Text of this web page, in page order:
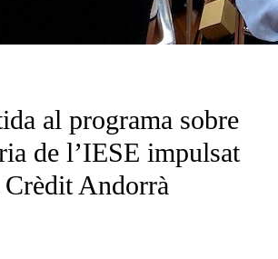
al programa sobre
de l’IESE impulsat
Andorrà